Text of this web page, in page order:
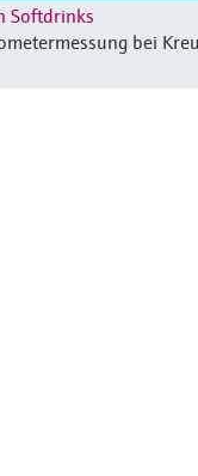
Softdrinks
bei